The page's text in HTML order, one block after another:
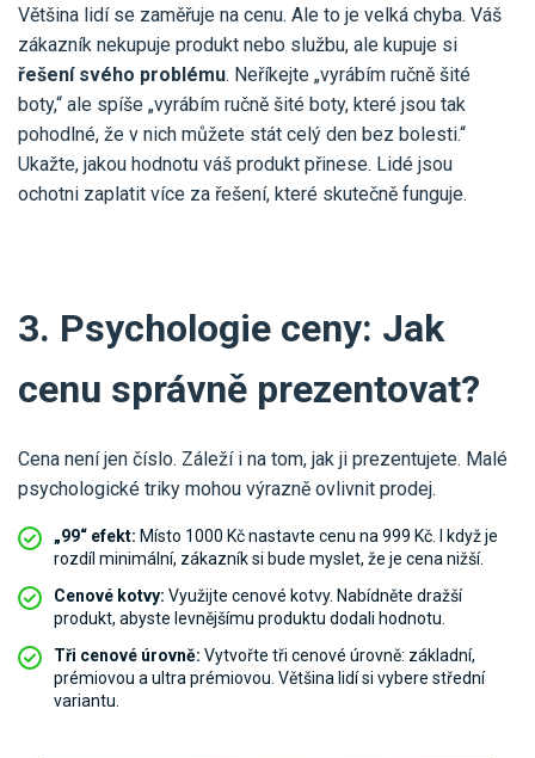
Většina lidí se zaměřuje na cenu. Ale to je velká chyba. Váš
zákazník nekupuje produkt nebo službu, ale kupuje si
řešení svého problému. Neříkejte „vyrábím ručně šité
boty,“ ale spíše „vyrábím ručně šité boty, které jsou tak
pohodlné, že v nich můžete stát celý den bez bolesti.“
Ukažte, jakou hodnotu váš produkt přinese. Lidé jsou
ochotni zaplatit více za řešení, které skutečně funguje.
3. Psychologie ceny: Jak
cenu správně prezentovat?
Cena není jen číslo. Záleží i na tom, jak ji prezentujete. Malé
psychologické triky mohou výrazně ovlivnit prodej.
„99“ efekt: Místo 1000 Kč nastavte cenu na 999 Kč. I když je
rozdíl minimální, zákazník si bude myslet, že je cena nižší.
Cenové kotvy: Využijte cenové kotvy. Nabídněte dražší
produkt, abyste levnějšímu produktu dodali hodnotu.
Tři cenové úrovně: Vytvořte tři cenové úrovně: základní,
prémiovou a ultra prémiovou. Většina lidí si vybere střední
variantu.